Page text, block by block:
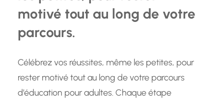
motivé tout au long de votre
parcours.
Célébrez vos réussites, même les petites, pour
rester motivé tout au long de votre parcours
d’éducation pour adultes. Chaque étape